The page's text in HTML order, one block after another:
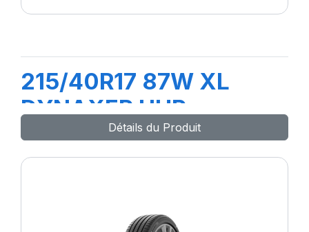
215/40R17 87W XL
DYNAXER UHP
Détails du Produit